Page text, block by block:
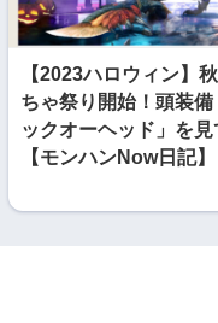
【2023ハロウィン】
ちゃ祭り開始！頭装備
ックオーヘッド」を
【モンハンNow日記】